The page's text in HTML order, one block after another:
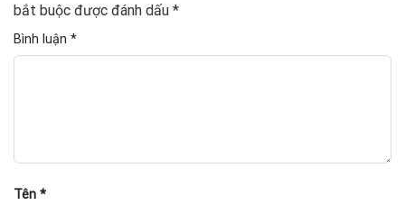
bắt buộc được đánh dấu *
Bình luận *
Tên *